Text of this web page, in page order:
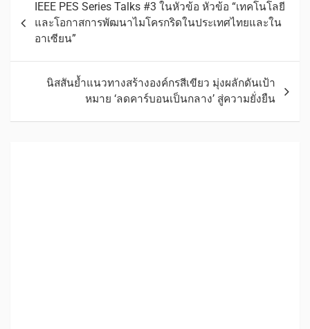
IEEE PES Series Talks #3 ในหัวข้อ หัวข้อ “เทคโนโลยี
และโอกาสการพัฒนาไมโครกริดในประเทศไทยและใน
อาเซียน”
นิสสันย้ำแนวทางสร้างองค์กรสีเขียว มุ่งผลักดันเป้า
หมาย ‘ลดคาร์บอนเป็นกลาง’ สู่ความยั่งยืน